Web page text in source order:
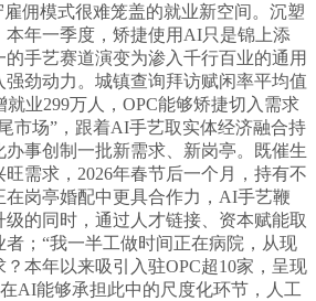
佣模式很难笼盖的就业新空间。沉塑
本年一季度，矫捷使用AI只是锦上添
手艺赛道演变为渗入千行百业的通用
劲动力。城镇查询拜访赋闲率平均值
就业299万人，OPC能够矫捷切入需求
市场”，跟着AI手艺取实体经济融合持
事创制一批新需求、新岗亭。既催生
需求，2026年春节后一个月，持有不
岗亭婚配中更具合作力，AI手艺鞭
的同时，通过人才链接、资本赋能取
者；“我一半工做时间正在病院，从现
本年以来吸引入驻OPC超10家，呈现
在AI能够承担此中的尺度化环节，人工